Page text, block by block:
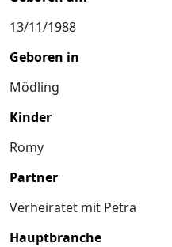
13/11/1988
Geboren in
Mödling
Kinder
Romy
Partner
Verheiratet mit Petra
Hauptbranche